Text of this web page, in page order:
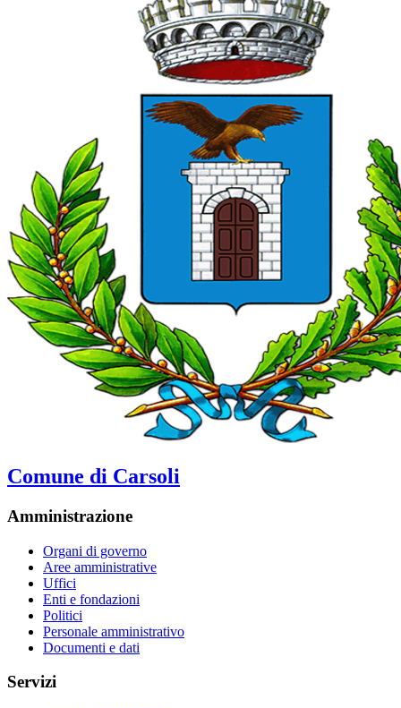
Comune di Carsoli
Amministrazione
Organi di governo
Aree amministrative
Uffici
Enti e fondazioni
Politici
Personale amministrativo
Documenti e dati
Servizi